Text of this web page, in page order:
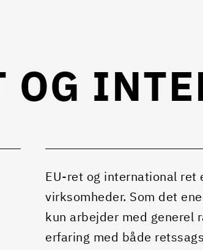
OG
EU-ret og international ret
virksomheder. Som det
kun arbejder med generel
erfaring med både